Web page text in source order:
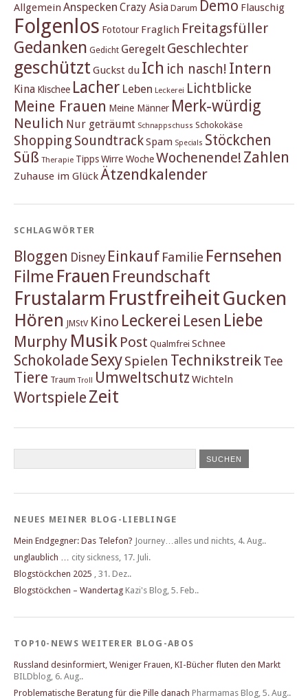
Allgemein Anspecken Crazy Asia Darum Demo Flauschig
Folgenlos Fototour Fraglich Freitagsfüller
Gedanken Gedicht Geregelt Geschlechter
geschützt Guckst du Ich ich nasch! Intern
Kina Klischee Lacher Leben Leckerei Lichtblicke
Meine Frauen Meine Männer Merk-würdig
Neulich Nur geträumt Schnappschuss Schokokäse
Shopping SoundtrackSpam Specials Stöckchen
Süß Therapie TippsWirre WocheWochenende! Zahlen
Zuhause im Glück Ätzendkalender
SCHLAGWÖRTER
Bloggen Disney Einkauf Familie Fernsehen
Filme Frauen Freundschaft
Frustalarm FrustfreiheitGucken
Hören JMStV Kino Leckerei Lesen Liebe
Murphy Musik Post Qualmfrei Schnee
Schokolade SexySpielen Technikstreik Tee
Tiere Traum Troll Umweltschutz Wichteln
Wortspiele Zeit
NEUES MEINER BLOG-LIEBLINGE
Mein Endgegner: Das Telefon? Journey…alles und nichts 4. Aug..
unglaublich …
city sickness 17. Juli.
Blogstöckchen 2025
31. Dez..
Blogstöckchen – Wandertag Kazi's Blog 5. Feb..
TOP10-NEWS WEITERER BLOG-ABOS
Russland desinformiert, Weniger Frauen, KI-Bücher fluten den Markt
BILDblog 6. Aug..
Problematische Beratung für die Pille danach Pharmamas Blog 5. Aug..